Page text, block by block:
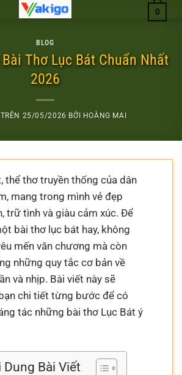
0
BLOG
Thơ Lục Bát Chuẩn Nhất
2026
25/05/2026 BỞI HOÀNG MAI
thể thơ truyền thống của dân
mang trong mình vẻ đẹp
trữ tình và giàu cảm xúc. Để
bài thơ lục bát hay, không
mến văn chương mà còn
những quy tắc cơ bản về
và nhịp. Bài viết này sẽ
chi tiết từng bước để có
tác những bài thơ Lục Bát ý
Dung Bài Viết